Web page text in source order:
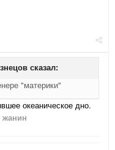
сказал:
"материки"
океаническое дно.
жанин